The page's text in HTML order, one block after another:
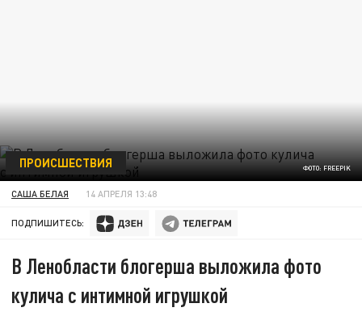
ФОТО: FREEPIK
ПРОИСШЕСТВИЯ
САША БЕЛАЯ 14 АПРЕЛЯ 13:48
ПОДПИШИТЕСЬ:
В Ленобласти блогерша выложила фото
кулича с интимной игрушкой